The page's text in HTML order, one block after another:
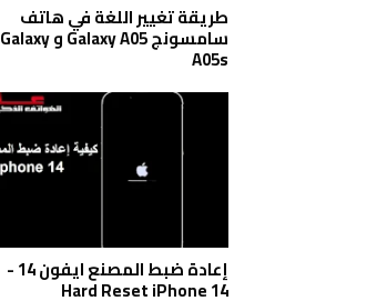
طريقة تغيير اللغة في هاتف
سامسونج Galaxy A05 و Galaxy
A05s
إعادة ضبط المصنع ايفون 14 -
Hard Reset iPhone 14